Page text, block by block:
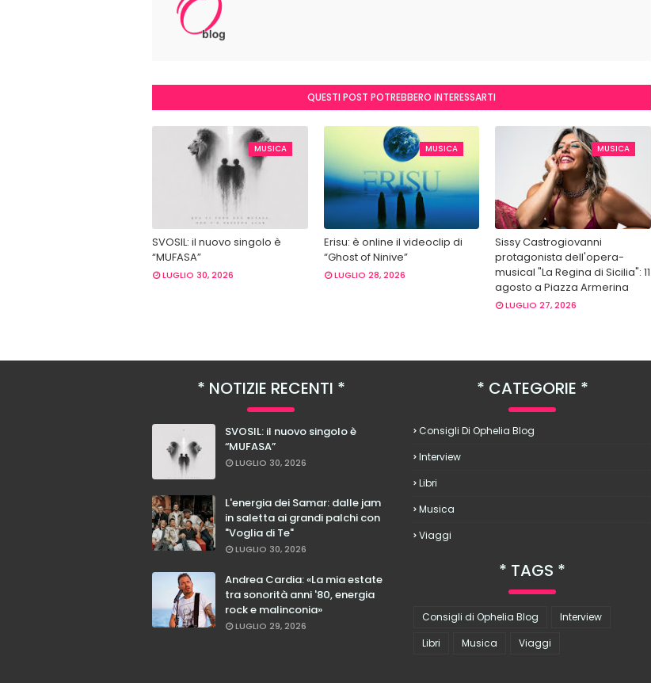
QUESTI POST POTREBBERO INTERESSARTI
MUSICA
SVOSIL: il nuovo singolo è
“MUFASA”
LUGLIO 30, 2026
MUSICA
Erisu: è online il videoclip di
“Ghost of Ninive”
LUGLIO 28, 2026
MUSICA
Sissy Castrogiovanni
protagonista dell'opera-
musical "La Regina di Sicilia": 11
agosto a Piazza Armerina
LUGLIO 27, 2026
NOTIZIE RECENTI
SVOSIL: il nuovo singolo è
“MUFASA”
LUGLIO 30, 2026
L'energia dei Samar: dalle jam
in saletta ai grandi palchi con
"Voglia di Te"
LUGLIO 30, 2026
Andrea Cardia: «La mia estate
tra sonorità anni '80, energia
rock e malinconia»
LUGLIO 29, 2026
CATEGORIE
Consigli Di Ophelia Blog
Interview
Libri
Musica
Viaggi
TAGS
Consigli di Ophelia Blog
Interview
Libri
Musica Viaggi